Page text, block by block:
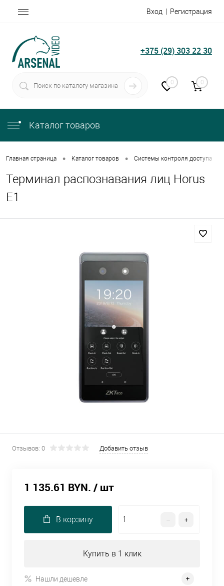
Вход Регистрация
+375 (29) 303 22 30
0 0
Каталог товаров
Главная страница • Каталог товаров • Системы контроля доступа
Терминал распознавания лиц Horus
E1
Отзывов: 0 Добавить отзыв
1 135.61 BYN. / шт
В корзину
Купить в 1 клик
Нашли дешевле